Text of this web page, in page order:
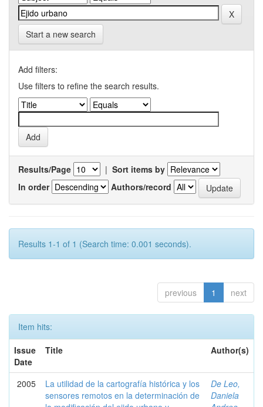
Start a new search
Add filters:
Use filters to refine the search results.
Results/Page | Sort items by
In order
Authors/record
Results 1-1 of 1 (Search time: 0.001 seconds).
previous 1 next
Item hits:
Issue
Date
Title Author(s)
2005
La utilidad de la cartografía histórica y los
sensores remotos en la determinación de
De Leo,
Daniela